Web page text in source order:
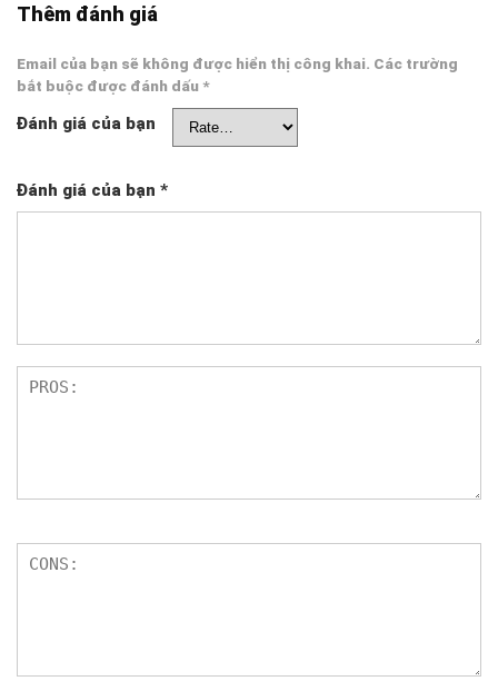
Thêm đánh giá
Email của bạn sẽ không được hiển thị công khai. Các trường
bắt buộc được đánh dấu*
Đánh giá của bạn
Đánh giá của bạn *